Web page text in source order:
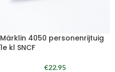
Märklin 4050 personenrijtuig
1e kl SNCF
€22.95